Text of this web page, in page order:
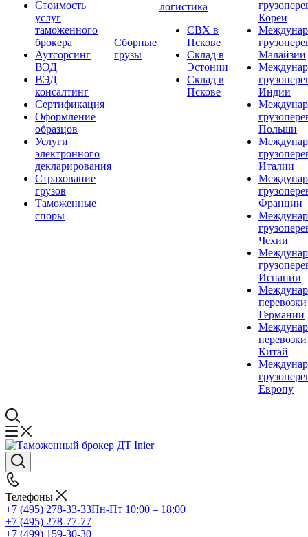
Стоимость
услуг
таможенного
брокера
Аутсорсинг
ВЭД
ВЭД
консалтинг
Сертификация
Оформление
образцов
Услуги
электронного
декларирования
Страхование
грузов
Таможенные
споры
Сборные
грузы
логистика
СВХ в
Пскове
Склад в
Эстонии
Склад в
Пскове
Кореи
Малайзии
Индии
Польши
Италии
Франции
Чехии
Испании
Германии
Китай
Европу
Телефоны
+7 (495) 278-33-33Пн-Пт 10:00 – 18:00
+7 (495) 278-77-77
+7 (499) 159-30-30